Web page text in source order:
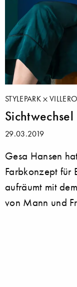
STYLEPARK
Sichtwechsel
29.03.2019
Gesa Hansen
Farbkonzept für
aufräumt mit
von Mann und